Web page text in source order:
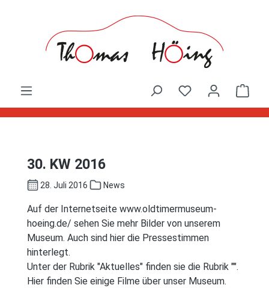
30. KW 2016
28. Juli 2016 News
Auf der Internetseite www.oldtimermuseum-
hoeing.de/ sehen Sie mehr Bilder von unserem
Museum. Auch sind hier die Pressestimmen
hinterlegt.
Unter der Rubrik "Aktuelles" finden sie die Rubrik "".
Hier finden Sie einige Filme über unser Museum.